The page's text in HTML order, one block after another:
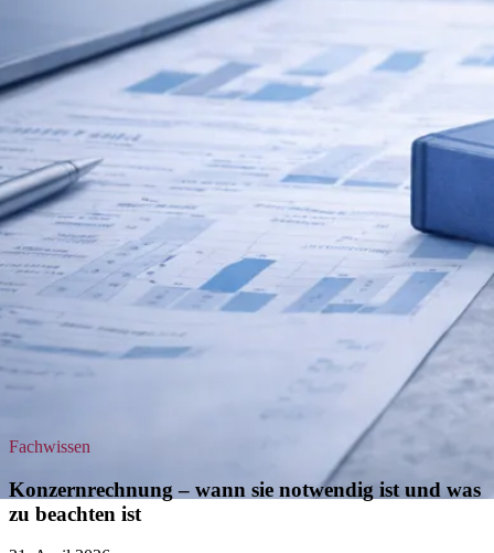
Gründung & Entwicklung
Umstrukturierung & Sanierung
Nachfolge & Transaktionen
Bewertung & Planung
News
Fachwissen
Publikationen
Ressourcen
Truvag
Team
Offerte anfordern
Fachwissen
Konzernrechnung – wann sie notwendig ist und was
zu beachten ist